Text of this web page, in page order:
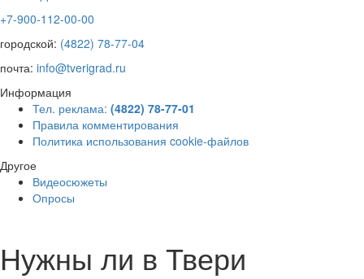
+7-900-112-00-00
городской: (4822) 78-77-04
почта: info@tverigrad.ru
Информация
Тел. реклама: (4822) 78-77-01
Правила комментирования
Политика использования cookie-файлов
Другое
Видеосюжеты
Опросы
Нужны ли в Твери